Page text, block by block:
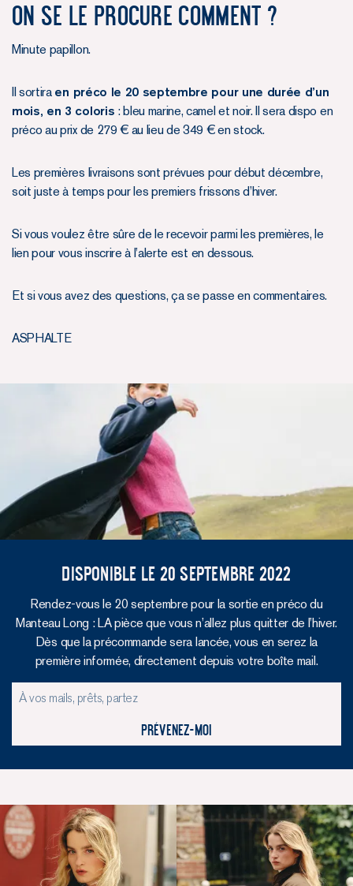
On se le procure comment ?
Minute papillon.
Il sortira en préco le 20 septembre pour une durée d’un
mois, en 3 coloris : bleu marine, camel et noir. Il sera dispo en
préco au prix de 279 € au lieu de 349 € en stock.
Les premières livraisons sont prévues pour début décembre,
soit juste à temps pour les premiers frissons d’hiver.
Si vous voulez être sûre de le recevoir parmi les premières, le
lien pour vous inscrire à l’alerte est en dessous.
Et si vous avez des questions, ça se passe en commentaires.
ASPHALTE
Disponible le 20 septembre 2022
Rendez-vous le 20 septembre pour la sortie en préco du
Manteau Long : LA pièce que vous n’allez plus quitter de l’hiver.
Dès que la précommande sera lancée, vous en serez la
première informée, directement depuis votre boîte mail.
Prévenez-moi